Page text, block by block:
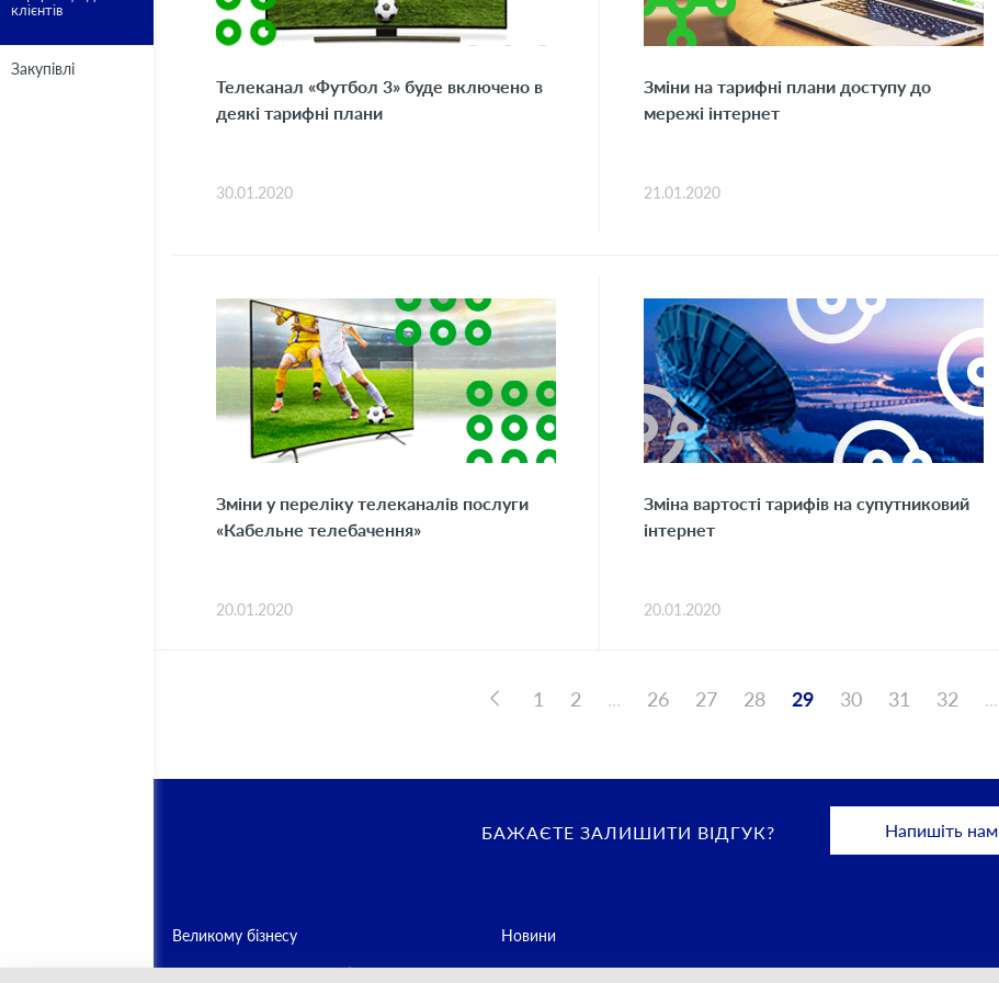
клієнтів
Закупівлі
Телеканал «Футбол 3» буде включено в
деякі тарифні плани
30.01.2020
Зміни на тарифні плани доступу до
мережі інтернет
21.01.2020
Зміни у переліку телеканалів послуги
«Кабельне телебачення»
20.01.2020
Зміна вартості тарифів на супутниковий
інтернет
20.01.2020
1 2 ... 26 27 28 29 30 31 32 ...
БАЖАЄТЕ ЗАЛИШИТИ ВІДГУК? Напишіть нам
Великому бізнесу Новини